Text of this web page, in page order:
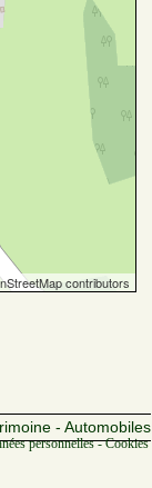
contributors
- Automobiles
personnelles -